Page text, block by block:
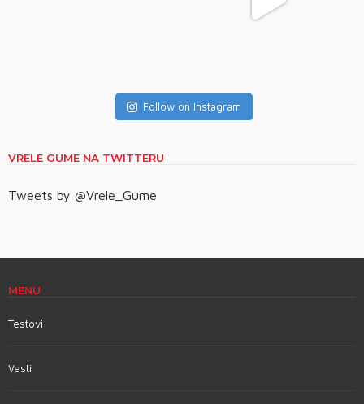
Follow on Instagram
VRELE GUME NA TWITTERU
Tweets by @Vrele_Gume
MENU
Testovi
Vesti